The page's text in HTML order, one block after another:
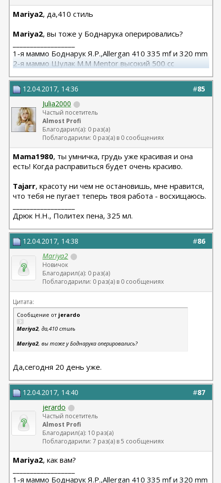
Mariya2, да,410 стиль
Mariya2, вы тоже у Боднарука оперировались?
1-я маммо Боднарук Я.Р.,Allergan 410 335 mf и 320 mm
2-я маммо Шулак М.М Mentor высокий 500 сс
#85
12.04.2017, 14:36
Julia2000
Частый посетитель
Almost Profi
Благодарил(а): 0 раз(а)
Поблагодарили: 0 раз(а) в 0 сообщениях
Mama1980, ты умничка, грудь уже красивая и она
есть! Когда расправиться будет очень красиво.
Tajarr, красоту ни чем не остановишь, мне нравится,
что тебя не пугает теперь твоя работа - восхищаюсь.
Дрюк Н.Н., Политех пена, 325 мл.
#86
12.04.2017, 14:38
Mariya2
Новичок
Благодарил(а): 0 раз(а)
Поблагодарили: 0 раз(а) в 0 сообщениях
Цитата:
Сообщение от jerardo
Mariya2, да,410 стиль
Mariya2, вы тоже у Боднарука оперировались?
Да,сегодня 20 день уже.
#87
12.04.2017, 14:40
jerardo
Частый посетитель
Almost Profi
Благодарил(а): 10 раз(а)
Поблагодарили: 7 раз(а) в 5 сообщениях
Mariya2, как вам?
1-я маммо Боднарук Я.Р.,Allergan 410 335 mf и 320 mm